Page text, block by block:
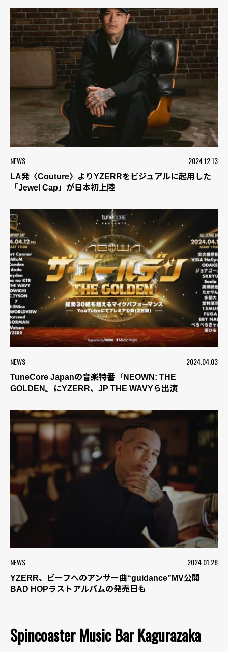
NEWS 2024.12.13
LA発〈Couture〉よりYZERRをビジュアルに起用した
「Jewel Cap」が日本初上陸
NEWS 2024.04.03
TuneCore Japanの音楽特番『NEOWN: THE
GOLDEN』にYZERR、JP THE WAVYら出演
NEWS 2024.01.28
YZERR、ビーフへのアンサー曲“guidance”MV公開
BAD HOPラストアルバムの発売日も
Spincoaster Music Bar Kagurazaka